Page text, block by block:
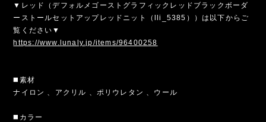
▼レッド（デフォルメゴーストグラフィックレッドブラックボーダ
ーストールセットアップレッドニット（lli_5385））は以下からご
覧ください▼
https://www.lunaly.jp/items/96400258
◼️素材
ナイロン 、アクリル 、ポリウレタン 、ウール
◼️カラー